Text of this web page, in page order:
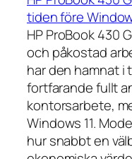
tiden före
HP ProBook 430
och påkostad
har den hamnat i
fortfarande fullt
kontorsarbete,
Windows 11.
hur snabbt en